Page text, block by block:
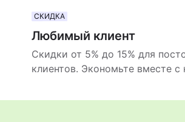
СКИДКА
Любимый клиент
Скидки от 5% до 15% для
клиентов. Экономьте вместе с